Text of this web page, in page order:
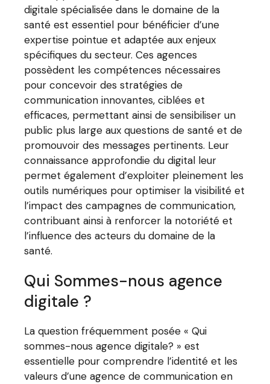
digitale spécialisée dans le domaine de la
santé est essentiel pour bénéficier d’une
expertise pointue et adaptée aux enjeux
spécifiques du secteur. Ces agences
possèdent les compétences nécessaires
pour concevoir des stratégies de
communication innovantes, ciblées et
efficaces, permettant ainsi de sensibiliser un
public plus large aux questions de santé et de
promouvoir des messages pertinents. Leur
connaissance approfondie du digital leur
permet également d’exploiter pleinement les
outils numériques pour optimiser la visibilité et
l’impact des campagnes de communication,
contribuant ainsi à renforcer la notoriété et
l’influence des acteurs du domaine de la
santé.
Qui Sommes-nous agence
digitale ?
La question fréquemment posée « Qui
sommes-nous agence digitale? » est
essentielle pour comprendre l’identité et les
valeurs d’une agence de communication en